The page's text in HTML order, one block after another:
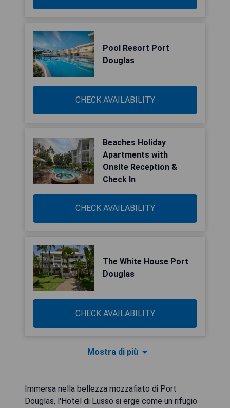
Pool Resort Port
Douglas
CHECK AVAILABILITY
Beaches Holiday
Apartments with
Onsite Reception &
Check In
CHECK AVAILABILITY
The White House Port
Douglas
CHECK AVAILABILITY
Mostra di più
Immersa nella bellezza mozzafiato di Port
Douglas, l'Hotel di Lusso si erge come un rifugio